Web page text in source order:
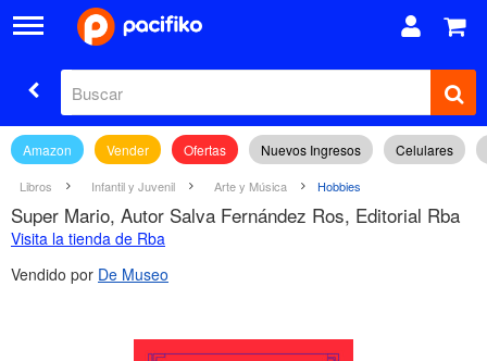
Amazon Vender Ofertas Nuevos Ingresos Celulares
Libros Infantil y Juvenil Arte y Música Hobbies
Super Mario, Autor Salva Fernández Ros, Editorial Rba
Visita la tienda de Rba
Vendido por De Museo